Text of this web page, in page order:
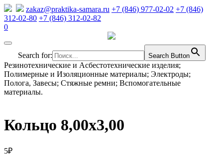
zakaz@praktika-samara.ru +7 (846) 977-02-02 +7 (846)
312-02-80 +7 (846) 312-02-82
0
Search for: Search Button
Резинотехнические и Асбестотехнические изделия;
Полимерные и Изоляционные материалы; Электроды;
Полога, Завесы; Стяжные ремни; Вспомогательные
материалы.
Кольцо 8,00х3,00
5₽